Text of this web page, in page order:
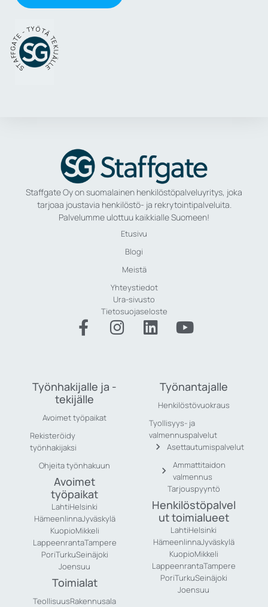
- TYÖTÄ TEKIJÄLLE
Staffgate Oy on suomalainen henkilöstöpalveluyritys, joka
tarjoaa joustavia henkilöstö- ja rekrytointipalveluita.
Palvelumme ulottuu kaikkialle Suomeen!
Etusivu
Blogi
Meistä
Yhteystiedot
Ura-sivusto
Tietosuojaseloste
Työnhakijalle ja -
tekijälle
Avoimet työpaikat
Rekisteröidy
työnhakijaksi
Ohjeita työnhakuun
Avoimet
työpaikat
LahtiHelsinki
HämeenlinnaJyväskylä
KuopioMikkeli
LappeenrantaTampere
PoriTurkuSeinäjoki
Joensuu
Toimialat
TeollisuusRakennusala
Työnantajalle
Henkilöstövuokraus
Tyollisyys- ja
valmennuspalvelut
Asettautumispalvelut
Ammattitaidon
valmennus
Tarjouspyyntö
Henkilöstöpalvel
ut toimialueet
LahtiHelsinki
HämeenlinnaJyväskylä
KuopioMikkeli
LappeenrantaTampere
PoriTurkuSeinäjoki
Joensuu